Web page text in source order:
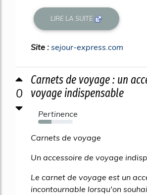
LIRE LA SUITE
Site : sejour-express.com
0
Carnets de voyage : un
voyage indispensable
Pertinence
39%
Carnets de voyage
Un accessoire de voyage
Le carnet de voyage est un
incontournable lorsqu'on